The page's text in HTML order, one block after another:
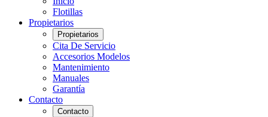
Flotillas
Propietarios
Propietarios
Cita De Servicio
Accesorios Modelos
Mantenimiento
Manuales
Garantía
Contacto
Contacto